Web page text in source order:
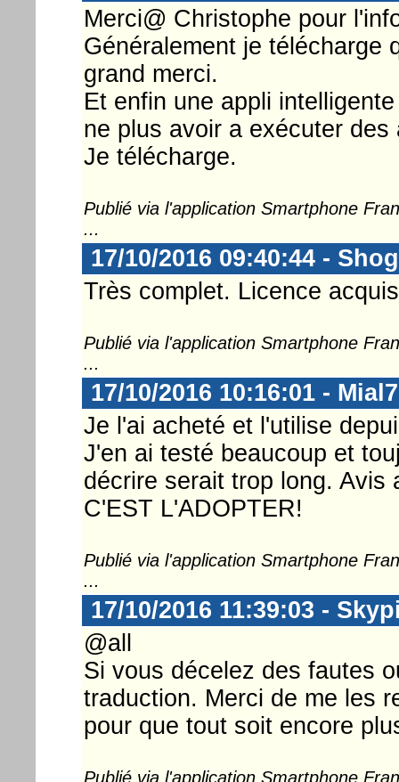
Merci@ Christophe pour
Généralement je télécharge
grand merci.
Et enfin une appli
ne plus avoir a exécuter des
Je télécharge.
Publié via l'application Smartphone
...
17/10/2016 09:40:44 -
Très complet. Licence
Publié via l'application Smartphone
...
17/10/2016 10:16:01 -
Je l'ai acheté et l'utilise
J'en ai testé beaucoup et
décrire serait trop long.
C'EST L'ADOPTER!
Publié via l'application Smartphone
...
17/10/2016 11:39:03 -
@all
Si vous décelez des fautes
traduction. Merci de me les
pour que tout soit encore
Publié via l'application Smartphone